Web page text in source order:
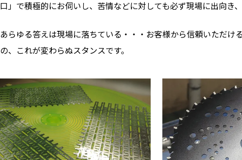
口」で積極的にお伺いし、苦情などに対しても必ず現場に出向き
あらゆる答えは現場に落ちている・・・お客様から信頼いただけ
の、これが変わらぬスタンスです。